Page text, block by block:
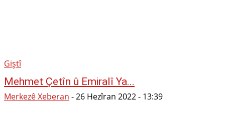
Giştî
Mehmet Çetîn û Emiralî Ya...
Merkezê Xeberan -26 Hezîran 2022 - 13:39